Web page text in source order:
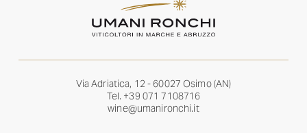
Via Adriatica, 12 - 60027 Osimo (AN)
Tel. +39 071 7108716
wine@umanironchi.it